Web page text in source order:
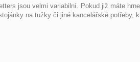
jsou velmi variabilní. Pokud již máte
na tužky či jiné kancelářské potřeby,